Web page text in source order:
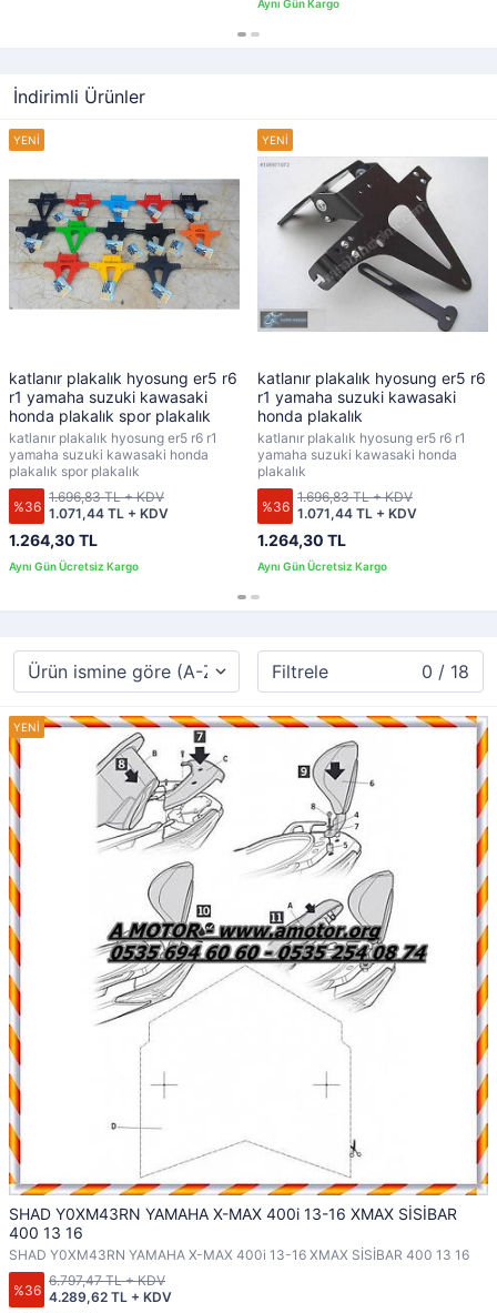
İndirimli Ürünler
katlanır plakalık hyosung er5 r6
r1 yamaha suzuki kawasaki
honda plakalık spor plakalık
katlanır plakalık hyosung er5 r6 r1
yamaha suzuki kawasaki honda
plakalık spor plakalık
%36
1.264,30 TL
1.071,44 TL + KDV
1.696,83 TL + KDV
katlanır plakalık hyosung er5 r6
r1 yamaha suzuki kawasaki
honda plakalık
katlanır plakalık hyosung er5 r6 r1
yamaha suzuki kawasaki honda
plakalık
%36
1.264,30 TL
1.071,44 TL + KDV
1.696,83 TL + KDV
Filtrele 0 / 18
SHAD Y0XM43RN YAMAHA X-MAX 400i 13-16 XMAX SİSİBAR
400 13 16
SHAD Y0XM43RN YAMAHA X-MAX 400i 13-16 XMAX SİSİBAR 400 13 16
%36 4.289,62 TL + KDV
6.797,47 TL + KDV